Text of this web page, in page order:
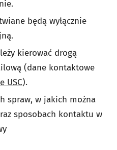
będą wyłącznie
kierować drogą
(dane kontaktowe
USC).
spraw, w jakich można
sposobach kontaktu w